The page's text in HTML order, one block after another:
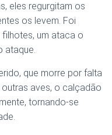
eles regurgitam os
os levem. Foi
um ataca o
ataque.
que morre por falta
aves, o calçadão
tornando-se